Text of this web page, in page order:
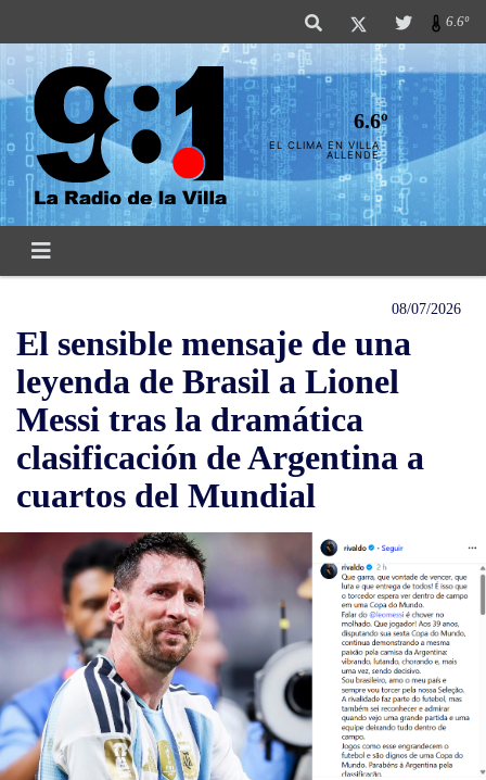
6.6º
6.6º
EL CLIMA EN VILLA
ALLENDE
08/07/2026
El sensible mensaje de una
leyenda de Brasil a Lionel
Messi tras la dramática
clasificación de Argentina a
cuartos del Mundial